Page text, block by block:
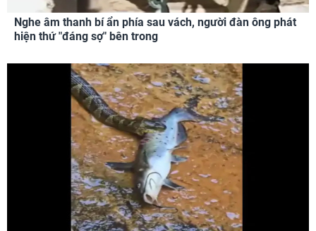
Nghe âm thanh bí ẩn phía sau vách, người đàn ông phát
hiện thứ "đáng sợ" bên trong